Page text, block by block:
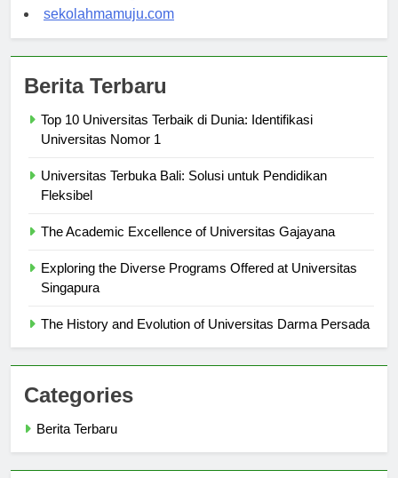
sekolahsorong.com
Top 10 Universitas Terbaik di Dunia: Identifikasi
Universitas Terbuka Bali: Solusi untuk Pendidikan
Exploring the Diverse Programs Offered at Universitas
Categories